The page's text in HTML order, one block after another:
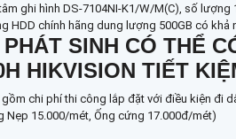
ghi hình DS-7104NI-K1/W/M(C), số lượng
HDD chính hãng dung lượng 500GB có
SINH CÓ THỂ
HIKVISION TIẾT
chi phí thi công lắp đặt với điều kiện đi
Nẹp 15.000/mét, Ống cứng 17.000đ/mét)